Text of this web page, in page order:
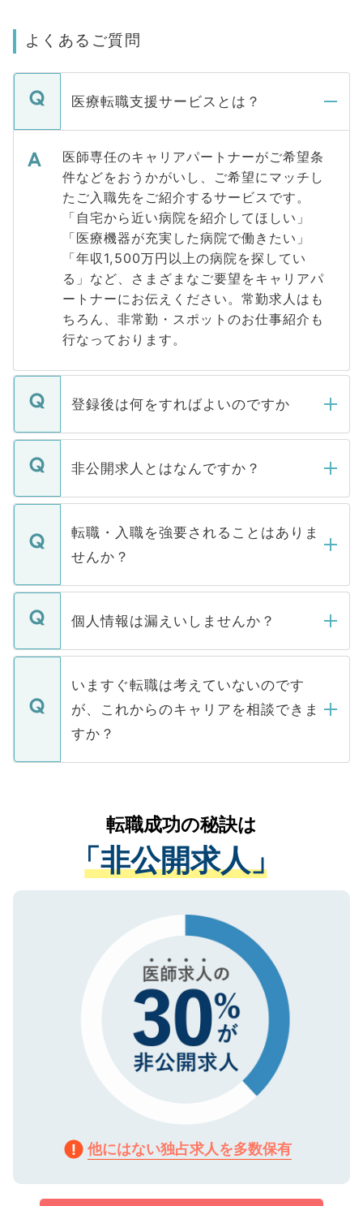
よくあるご質問
医療転職支援サービスとは？
医師専任のキャリアパートナーがご希望条
件などをおうかがいし、ご希望にマッチし
たご入職先をご紹介するサービスです。
「自宅から近い病院を紹介してほしい」
「医療機器が充実した病院で働きたい」
「年収1,500万円以上の病院を探してい
る」など、さまざまなご要望をキャリアパ
ートナーにお伝えください。常勤求人はも
ちろん、非常勤・スポットのお仕事紹介も
行なっております。
登録後は何をすればよいのですか
ご登録いただきましたら、弊社担当者がご
登録内容を確認し、その後メールもしくは
ます。通常、5営業日以内にはご連絡をせて
いただきますので、しばらくお待ちくださ
非公開求人とはなんですか？
マイナビDOCTORで取り扱っている求人の
うち約3割は、Webサイトからご覧いただ
けない「非公開求人」です。非公開求人は
下記の理由によって、一般には公開してい
ません。
■応募殺到を避けるため 人気のある医療機
関を公にしてしまうと、応募が殺到する場
に、医療機関が求める条件に合った人材の
みを人材紹介会社に依頼するケースが増え
ています。
転職・入職を強要されることはありま
せんか？
転職・入職を強要することは一切ありませ
ん。また、仮に応募先から内定をいただい
定を承諾する必要はありません。内定先へ
の辞退の連絡はキャリアパートナーが行い
個人情報は漏えいしませんか？
個人情報が漏えいすることはありませんの
で、ご安心ください。当サイトからの登録
などで収集したご登録者様の個人情報は、
ご本人のキャリアアップおよび転職活動の
支援を目的に使用いたします。お預かりし
ているすべての個人データはご本人の許可
は、個人情報の取り扱いについての厳密な
管理基準を満たした事業者のみに付与され
る、プライバシーマークを取得済みです。
で、機密保持に関してもご安心ください。
いますぐ転職は考えていないのです
が、これからのキャリアを相談できま
すか？
かがいして、現在の医療機関の状況や紹介
経験をまじえながら、適切なアドバイスを
させていただきます。すぐにご転職をされ
ない方には、長期的なサポートが可能です
ので、まずはご登録ください。
転職成功の秘訣は
「非公開求人」
他にはない独占求人を多数保有